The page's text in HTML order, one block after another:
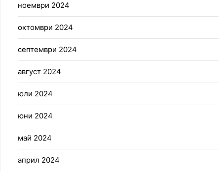
ноември 2024
октомври 2024
септември 2024
август 2024
юли 2024
юни 2024
май 2024
април 2024